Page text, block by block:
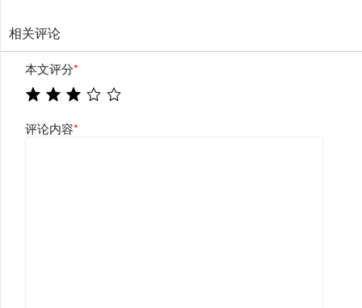
相关评论
本文评分*
评论内容*